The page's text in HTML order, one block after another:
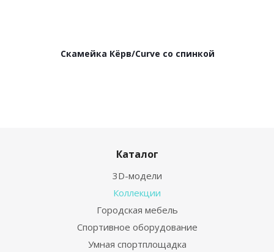
Скамейка Кёрв/Curve со спинкой
Каталог
3D-модели
Коллекции
Городская мебель
Спортивное оборудование
Умная спортплощадка